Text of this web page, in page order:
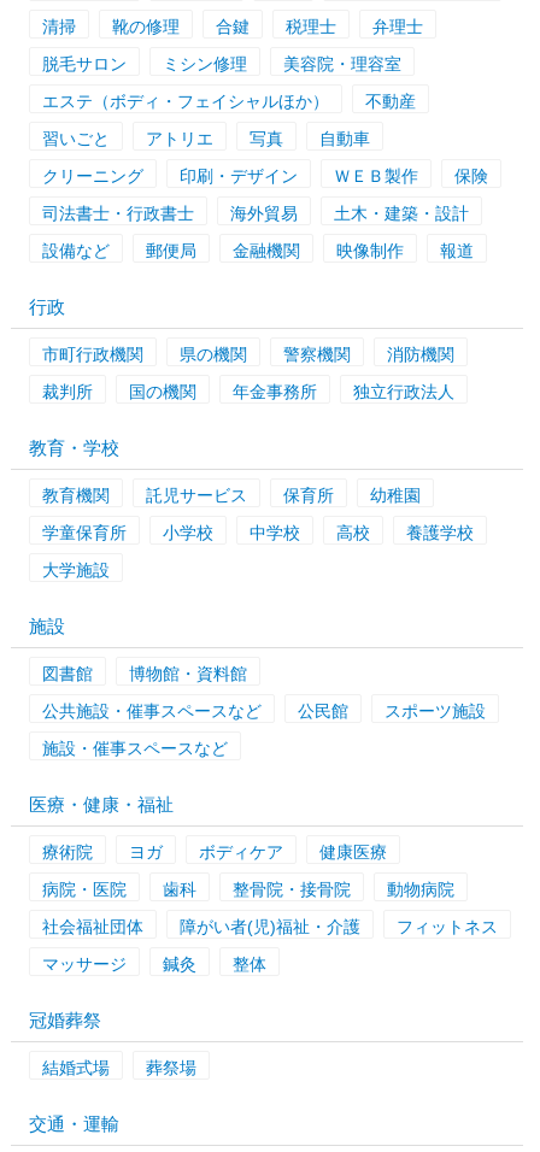
清掃
靴の修理 合鍵 税理士
弁理士
脱毛サロン
ミシン修理
美容院・理容室
エステ（ボディ・フェイシャルほか）
不動産
習いごと
アトリエ 写真
自動車
クリーニング
印刷・デザイン ＷＥＢ製作
保険
司法書士・行政書士
海外貿易
土木・建築・設計
設備など
郵便局 金融機関 映像制作 報道
行政
市町行政機関 県の機関 警察機関
消防機関
裁判所
国の機関 年金事務所 独立行政法人
教育・学校
教育機関 託児サービス 保育所
幼稚園
学童保育所
小学校 中学校 高校
養護学校
大学施設
施設
図書館
博物館・資料館
公共施設・催事スペースなど
公民館
スポーツ施設
施設・催事スペースなど
医療・健康・福祉
療術院 ヨガ ボディケア
健康医療
病院・医院
歯科 整骨院・接骨院
動物病院
社会福祉団体
障がい者(児)福祉・介護
フィットネス
マッサージ
鍼灸 整体
冠婚葬祭
結婚式場 葬祭場
交通・運輸